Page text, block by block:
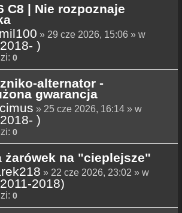
C8 | Nie rozpoznaje
» 29 cze 2026, 15:06 » w
)
0
alternator -
gwarancja
» 25 cze 2026, 16:14 » w
)
0
żarówek na "cieplejsze"
» 22 cze 2026, 23:02 » w
2018)
0